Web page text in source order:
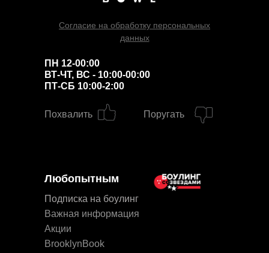
Согласие на обработку персональных
данных
Важная информация
Похвалить Поругать
Подписка на боулинг
Акции
Любопытным
BrooklynBook
ПН 12-00:00
ВТ-ЧТ, ВС - 10:00-00:00
ПТ-СБ 10:00-2:00